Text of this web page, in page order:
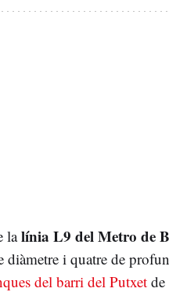
lalínia L9 del Metro de
diàmetre i quatre de
del barri del Putxetde